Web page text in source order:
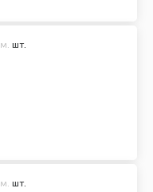
шт.
шт.